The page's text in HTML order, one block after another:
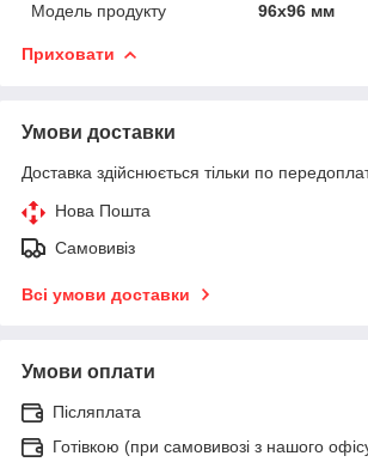
Модель продукту
96х96 мм
Приховати
Умови доставки
Доставка здійснюється тільки по
Нова Пошта
Самовивіз
Всі умови доставки
Умови оплати
Післяплата
Готівкою (при самовивозі з нашого